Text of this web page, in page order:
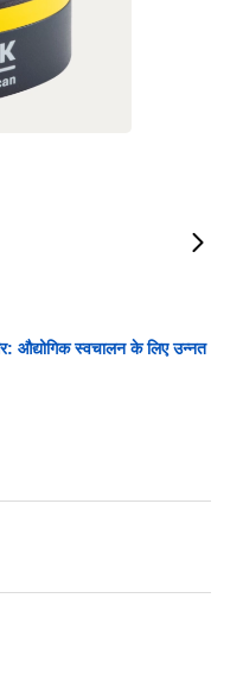
स्वचालन के लिए उन्नत